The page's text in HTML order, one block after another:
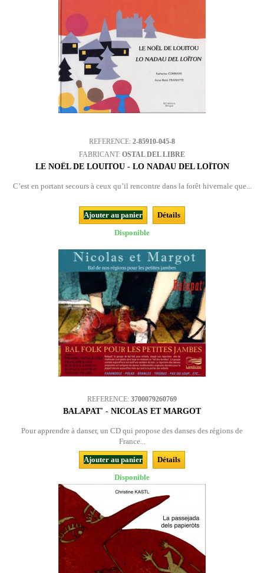
REFERENCE: 2-85910-045-8
FABRICANT: OSTAL DEL LIBRE
LE NOËL DE LOUITOU - LO NADAU DEL LOÏTON
C’est en portant secours à ceux qu’il rencontre dans la forêt hivernale que...
Ajouter au panier
Détails
Disponible
REFERENCE: 3700079260769
BALAPAT' - NICOLAS ET MARGOT
Pour apprendre à danser, un CD qui propose des danses des régions de
France...
Ajouter au panier
Détails
Disponible